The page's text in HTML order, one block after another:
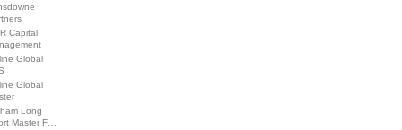
Capital
Global
Global
Long
Master F…